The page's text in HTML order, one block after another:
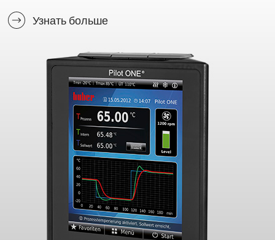
Узнать больше